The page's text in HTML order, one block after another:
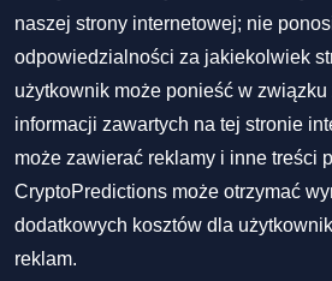
naszej strony internetowej; nie
odpowiedzialności za jakiekolwiek
użytkownik może ponieść w związku
informacji zawartych na tej stronie
może zawierać reklamy i inne treści
CryptoPredictions może otrzymać
dodatkowych kosztów dla
reklam.